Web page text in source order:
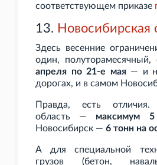
соответствующем приказе
13. Новосибирская
Здесь весенние
один,
апреля по 21-е мая— и
дорогах, и в самом
Правда, есть отличия.
область — максимум 5
Новосибирск — 6 тонн на
А для специальной
грузов (бетон,